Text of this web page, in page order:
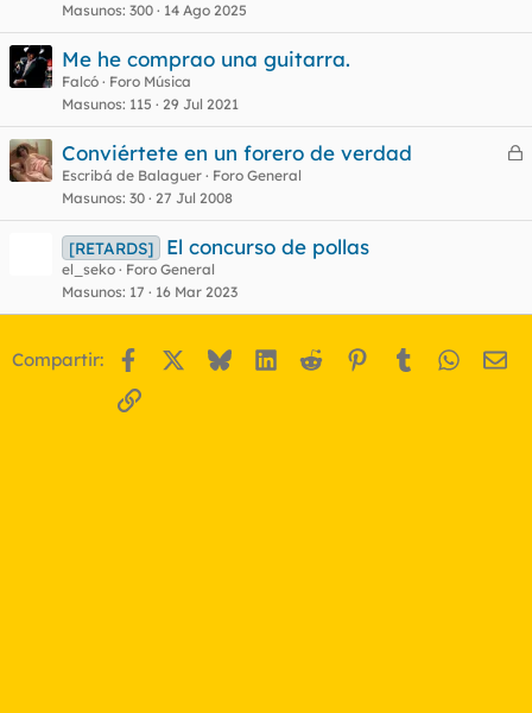
Masunos 300 14 Ago 2025
Me he comprao una guitarra.
Falcó
Foro Música
Masunos 115 29 Jul 2021
C
r
Conviértete en un forero de verdad
Escribá de Balaguer
Foro General
Masunos 30 27 Jul 2008
[RETARDS] El concurso de pollas
el_seko
Foro General
Masunos 17 16 Mar 2023
Compartir: Facebook BlueskyLinkedIn
Reddit Pinterest
Tumblr
Enlace